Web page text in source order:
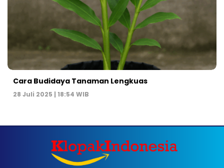
Cara Budidaya Tanaman Lengkuas
28 Juli 2025 | 18:54 WIB